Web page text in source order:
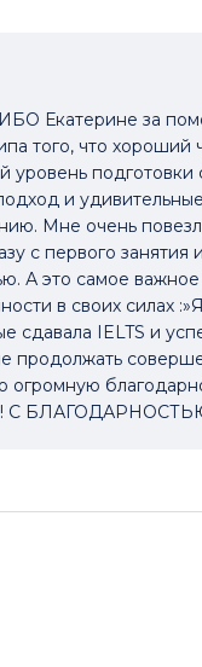
за
того, что
уровень подготовки
и
Мне очень
с первого занятия
А это самое
в своих силах
сдавала IELTS и
продолжать
С